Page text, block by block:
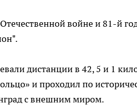
войне и 81-й
дистанции в 42, 5 и 1
и проходил по
с внешним миром.